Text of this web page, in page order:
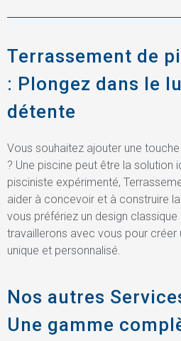
Terrassement de
: Plongez dans le
détente
Vous souhaitez ajouter une
? Une piscine peut être la solution
pisciniste expérimenté,
aider à concevoir et à construire
vous préfériez un design
travaillerons avec vous pour créer
unique et personnalisé.
Nos autres
Une gamme